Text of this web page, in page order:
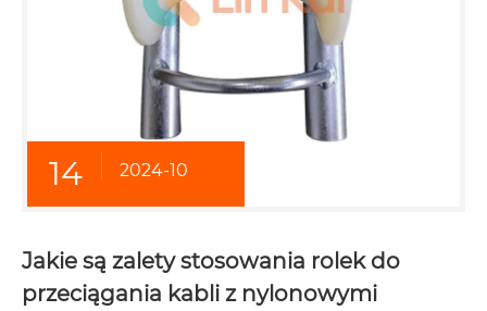
14 2024-10
Jakie są zalety stosowania rolek do
przeciągania kabli z nylonowymi